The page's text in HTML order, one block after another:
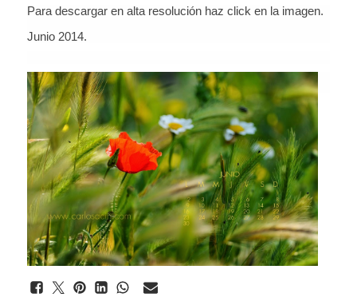
Para descargar en alta resolución haz click en la imagen.
Junio 2014.